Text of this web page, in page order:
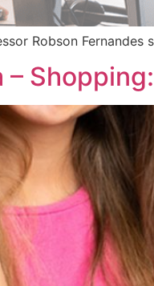
Robson Fernandes
–